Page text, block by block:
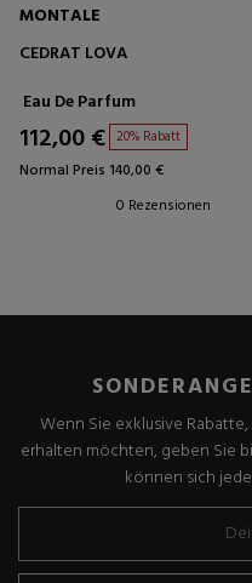
MONTALE
CEDRAT LOVA
Eau De Parfum
112,00 € 20% Rabatt
Normal Preis 140,00 €
0 Rezensionen
Wenn Sie exklusive
erhalten möchten, geben Sie
können sich